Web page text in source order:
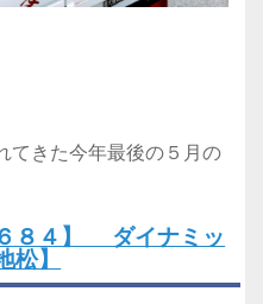
てきた今年最後の５月の
６８４】 ダイナミッ
松】